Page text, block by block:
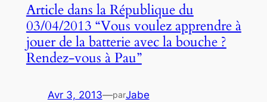
Article dans la République du
03/04/2013 “Vous voulez apprendre à
jouer de la batterie avec la bouche ?
Rendez-vous à Pau”
Avr 3, 2013—parJabe